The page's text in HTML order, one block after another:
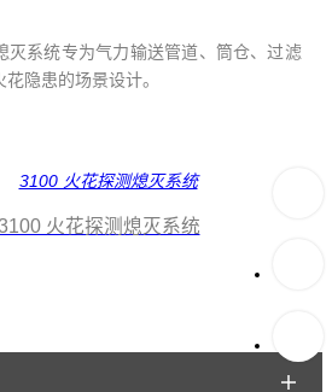
灭系统专为气力输送管道、筒仓、过滤
隐患的场景设计。
火花探测熄灭系统